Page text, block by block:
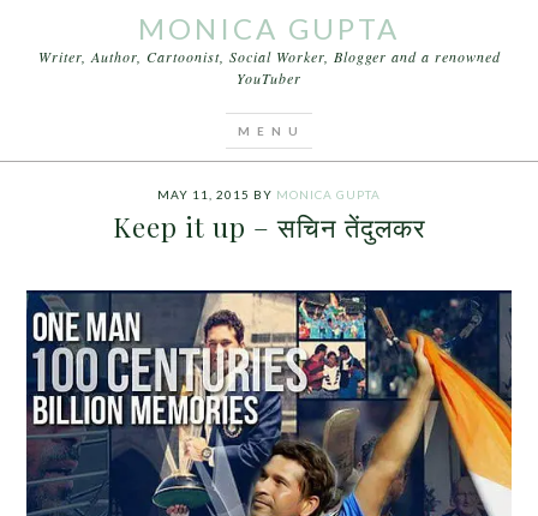
MONICA GUPTA
Writer, Author, Cartoonist, Social Worker, Blogger and a renowned
YouTuber
MAY 11, 2015 BY MONICA GUPTA
Keep it up – सचिन तेंदुलकर